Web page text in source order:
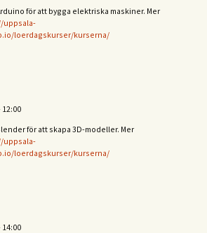
för att bygga elektriska maskiner. Mer
uppsala-
loerdagskurser/kurserna/
12:00
för att skapa 3D-modeller. Mer
uppsala-
loerdagskurser/kurserna/
14:00